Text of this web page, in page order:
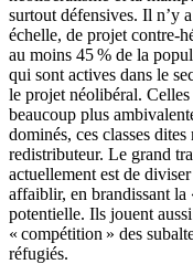
surtout défensives. Il n’y
échelle, de projet contre-
au moins 45 % de la
qui sont actives dans le
le projet néolibéral.
beaucoup plus
dominés, ces classes
redistributeur. Le grand
actuellement est de
affaiblir, en brandissant la
potentielle. Ils jouent
« compétition » des
réfugiés.